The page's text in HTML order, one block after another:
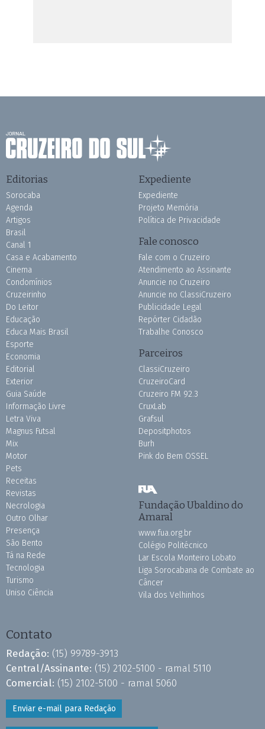
Editorias
Sorocaba
Agenda
Artigos
Brasil
Canal 1
Casa e Acabamento
Cinema
Condomínios
Cruzeirinho
Do Leitor
Educação
Educa Mais Brasil
Esporte
Economia
Editorial
Exterior
Guia Saúde
Informação Livre
Letra Viva
Magnus Futsal
Mix
Motor
Pets
Receitas
Revistas
Necrologia
Outro Olhar
Presença
São Bento
Tá na Rede
Tecnologia
Turismo
Uniso Ciência
Expediente
Expediente
Projeto Memória
Política de Privacidade
Fale conosco
Fale com o Cruzeiro
Atendimento ao Assinante
Anuncie no Cruzeiro
Anuncie no ClassiCruzeiro
Publicidade Legal
Repórter Cidadão
Trabalhe Conosco
Parceiros
ClassiCruzeiro
CruzeiroCard
Cruzeiro FM 92.3
CruxLab
Grafsul
Depositphotos
Burh
Pink do Bem OSSEL
Fundação Ubaldino do
Amaral
www.fua.org.br
Colégio Politécnico
Lar Escola Monteiro Lobato
Liga Sorocabana de Combate ao
Câncer
Vila dos Velhinhos
Contato
Redação: (15) 99789-3913
Central/Assinante: (15) 2102-5100 - ramal 5110
Comercial: (15) 2102-5100 - ramal 5060
Enviar e-mail para Redação